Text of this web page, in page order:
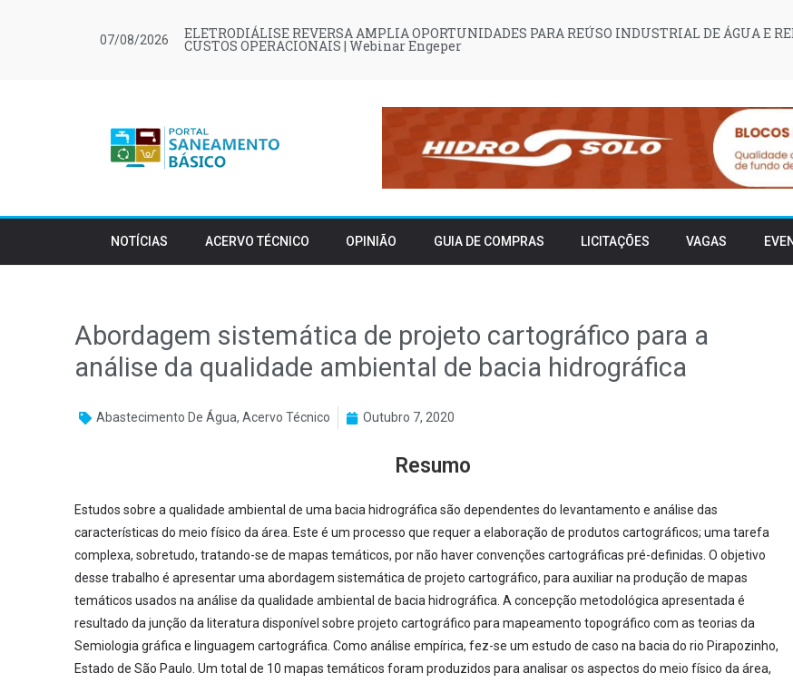
07/08/2026 ELETRODIÁLISE REVERSA AMPLIA OPORTUNIDADES PARA REÚSO INDUSTRIAL DE ÁGUA E
CUSTOS OPERACIONAIS | Webinar Engeper
NOTÍCIAS ACERVO TÉCNICO OPINIÃO GUIA DE COMPRAS LICITAÇÕES VAGAS
Abordagem sistemática de projeto cartográfico para a
análise da qualidade ambiental de bacia hidrográfica
Abastecimento De Água, Acervo Técnico Outubro 7, 2020
Resumo
Estudos sobre a qualidade ambiental de uma bacia hidrográfica são dependentes do levantamento e análise das
características do meio físico da área. Este é um processo que requer a elaboração de produtos cartográficos; uma tarefa
complexa, sobretudo, tratando-se de mapas temáticos, por não haver convenções cartográficas pré-definidas. O objetivo
desse trabalho é apresentar uma abordagem sistemática de projeto cartográfico, para auxiliar na produção de mapas
temáticos usados na análise da qualidade ambiental de bacia hidrográfica. A concepção metodológica apresentada é
resultado da junção da literatura disponível sobre projeto cartográfico para mapeamento topográfico com as teorias da
Semiologia gráfica e linguagem cartográfica. Como análise empírica, fez-se um estudo de caso na bacia do rio Pirapozinho,
Estado de São Paulo. Um total de 10 mapas temáticos foram produzidos para analisar os aspectos do meio físico da área,